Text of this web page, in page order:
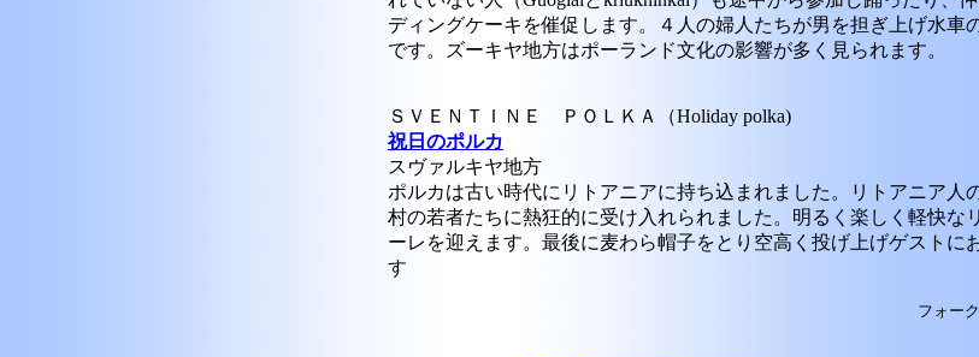
ディングケーキを催促します。４人の婦人たちが男を担ぎ上げ水車
です。ズーキヤ地方はポーランド文化の影響が多く見られます。
ＳＶＥＮＴＩＮＥ ＰＯＬＫＡ（Holiday polka)
祝日のポルカ
スヴァルキヤ地方
ポルカは古い時代にリトアニアに持ち込まれました。リトアニア人
村の若者たちに熱狂的に受け入れられました。明るく楽しく軽快な
ーレを迎えます。最後に麦わら帽子をとり空高く投げ上げゲストに
す
フォー